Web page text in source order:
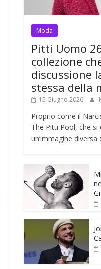
Moda
Pitti Uomo
collezione
discussione
stessa della
15 Giugno 2026
Proprio come il
The Pitti Pool, che
un’immagine